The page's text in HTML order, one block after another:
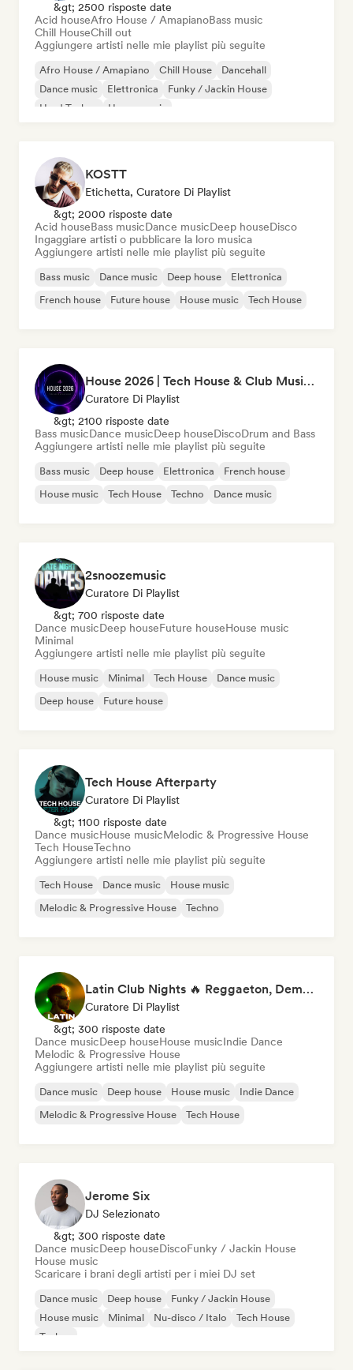
&gt; 2500 risposte date
Acid houseAfro House / AmapianoBass music
Chill HouseChill out
Aggiungere artisti nelle mie playlist più seguite
Afro House / Amapiano Chill House
Dancehall
Dance music
Elettronica
Funky / Jackin House
Hard Techno
House music
KOSTT
Etichetta, Curatore Di Playlist
&gt; 2000 risposte date
Acid houseBass musicDance musicDeep houseDisco
Ingaggiare artisti o pubblicare la loro musica
Aggiungere artisti nelle mie playlist più seguite
Bass music Dance music Deep house
Elettronica
French house
Future house House music Tech House
House 2026 | Tech House & Club Music 🔥
Curatore Di Playlist
&gt; 2100 risposte date
Bass musicDance musicDeep houseDiscoDrum and Bass
Aggiungere artisti nelle mie playlist più seguite
Bass music Deep house Elettronica
French house
House music
Tech House Techno Dance music
2snoozemusic
Curatore Di Playlist
&gt; 700 risposte date
Dance musicDeep houseFuture houseHouse music
Minimal
Aggiungere artisti nelle mie playlist più seguite
House music Minimal Tech House
Dance music
Deep house
Future house
Tech House Afterparty
Curatore Di Playlist
&gt; 1100 risposte date
Dance musicHouse musicMelodic & Progressive House
Tech HouseTechno
Aggiungere artisti nelle mie playlist più seguite
Tech House Dance music
House music
Melodic & Progressive House
Techno
Latin Club Nights 🔥 Reggaeton, Dembow & Latin House
Curatore Di Playlist
&gt; 300 risposte date
Dance musicDeep houseHouse musicIndie Dance
Melodic & Progressive House
Aggiungere artisti nelle mie playlist più seguite
Dance music Deep house House music
Indie Dance
Melodic & Progressive House
Tech House
Jerome Six
DJ Selezionato
&gt; 300 risposte date
Dance musicDeep houseDiscoFunky / Jackin House
House music
Scaricare i brani degli artisti per i miei DJ set
Dance music Deep house
Funky / Jackin House
House music
Minimal Nu-disco / Italo
Tech House
Techno